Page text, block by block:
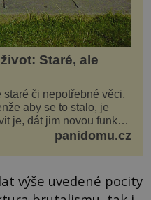
Staré, ale
či nepotřebné věci,
aby se to stalo, je
je, dát jim novou funkci
panidomu.cz
výše uvedené pocity